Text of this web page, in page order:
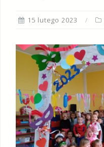
15 lutego 2023